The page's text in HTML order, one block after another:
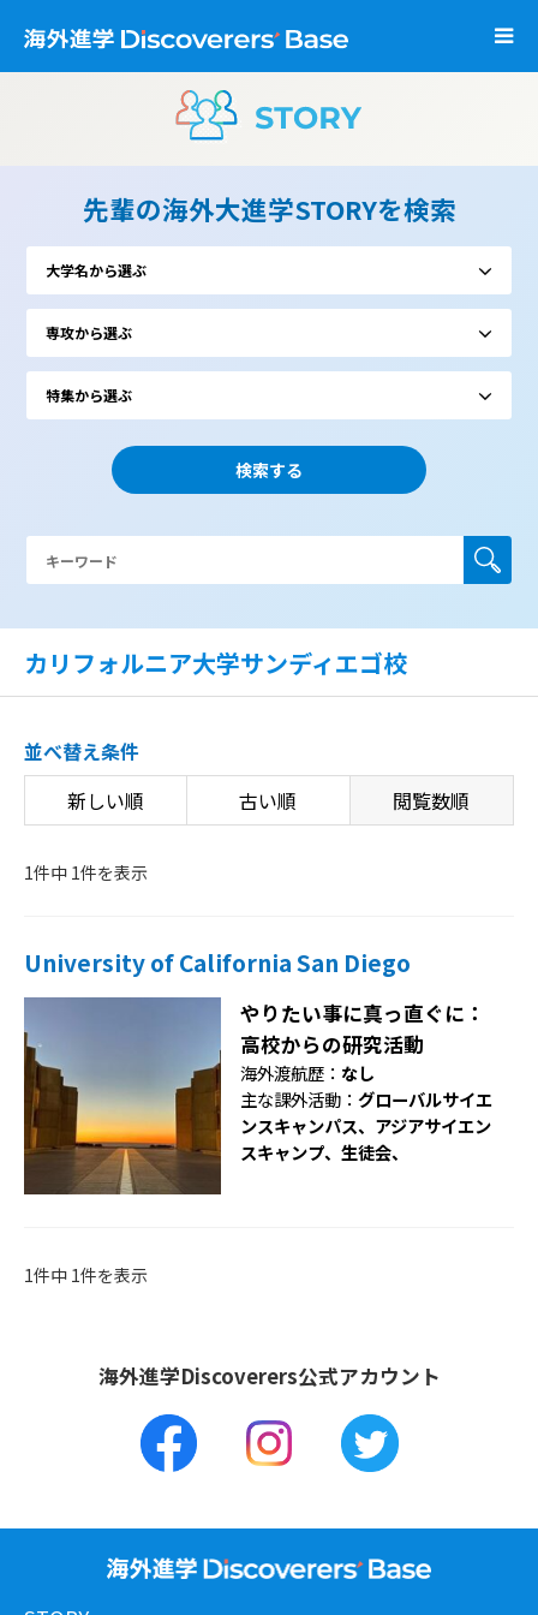
先輩の海外大進学STORYを検索
カリフォルニア大学サンディエゴ校
並べ替え条件
新しい順
古い順 閲覧数順
1件中 1件を表示
University of California San Diego
やりたい事に真っ直ぐに：
高校からの研究活動
海外渡航歴： なし
主な課外活動：グローバルサイエ
ンスキャンパス、アジアサイエン
スキャンプ、生徒会、
1件中 1件を表示
海外進学Discoverers公式アカウント